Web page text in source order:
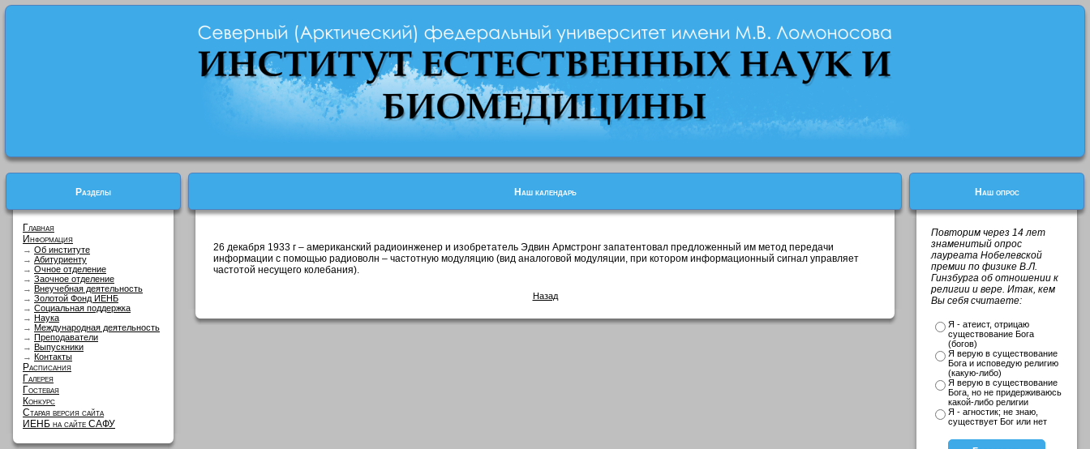
Разделы
Главная
Информация
→ Об институте
→ Абитуриенту
→ Очное отделение
→ Заочное отделение
→ Внеучебная деятельность
→ Золотой Фонд ИЕНБ
→ Социальная поддержка
→ Наука
→ Международная деятельность
→ Преподаватели
→ Выпускники
→ Контакты
Расписания
Галерея
Гостевая
Конкурс
Старая версия сайта
ИЕНБ на сайте САФУ
Наш календарь
26 декабря 1933 г – американский радиоинженер и изобретатель Эдвин Армстронг запатентовал предложенный им метод передачи
информации с помощью радиоволн – частотную модуляцию (вид аналоговой модуляции, при котором информационный сигнал управляет
частотой несущего колебания).
Назад
Наш опрос
Повторим через 14 лет
знаменитый опрос
лауреата Нобелевской
премии по физике В.Л.
Гинзбурга об отношении к
религии и вере. Итак, кем
Вы себя считаете:
Я - атеист, отрицаю
существование Бога
(богов)
Я верую в существование
Бога и исповедую религию
(какую-либо)
Я верую в существование
Бога, но не придерживаюсь
какой-либо религии
Я - агностик; не знаю,
существует Бог или нет